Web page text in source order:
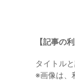
【記事の
タイトル
※画像は、